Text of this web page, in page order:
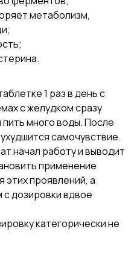
метаболизм,
1 раз в день с
с желудком сразу
много воды. После
самочувствие.
начал работу и выводит
применение
этих проявлений, а
с дозировки вдвое
категорически не